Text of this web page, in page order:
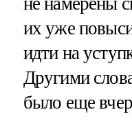
их уже
идти на
Другими
было еще